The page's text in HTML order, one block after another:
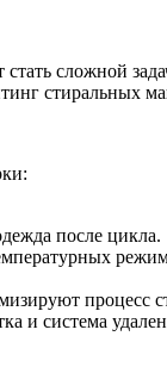
сложной
стиральных
после цикла.
процесс
и система